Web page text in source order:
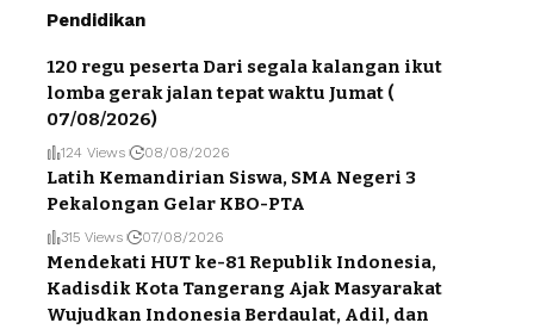
Pendidikan
120 regu peserta Dari segala kalangan ikut
lomba gerak jalan tepat waktu Jumat (
07/08/2026)
124 Views 08/08/2026
Latih Kemandirian Siswa, SMA Negeri 3
Pekalongan Gelar KBO-PTA
315 Views 07/08/2026
Mendekati HUT ke-81 Republik Indonesia,
Kadisdik Kota Tangerang Ajak Masyarakat
Wujudkan Indonesia Berdaulat, Adil, dan